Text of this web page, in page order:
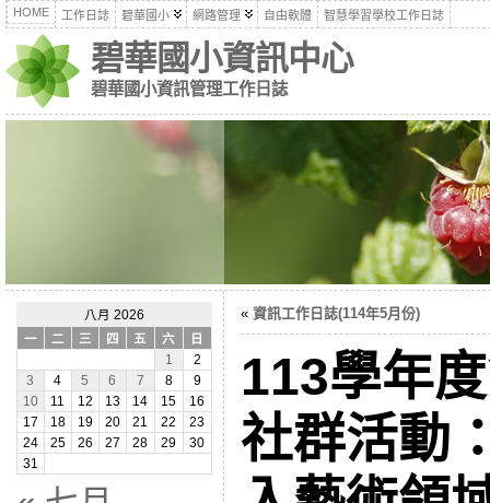
HOME 工作日誌 碧華國小 網路管理 自由軟體 智慧學習學校工作日誌
碧華國小資訊中心
碧華國小資訊管理工作日誌
八月 2026
一
二 三 四 五 六
日
1
2
3
4 5 6 7 8
9
10
11 12 13 14 15
16
17
18 19 20 21 22
23
24
25 26 27 28 29
30
31
« 資訊工作日誌(114年5月份)
113學年
社群活動